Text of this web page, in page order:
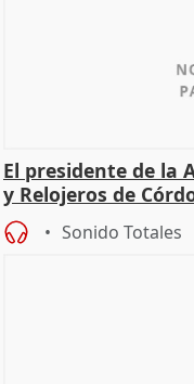
El presidente de la
y Relojeros de
Sonido Totales